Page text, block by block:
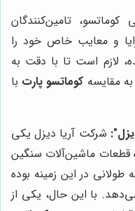
تامین‌کنندگان
و معایب خاص خود را
لازم است تا با دقت به
مقایسه کوماتسو پارت با
شرکت آریا دیزل یکی
قطعات ماشین‌آلات سنگین
در این زمینه بوده
با این حال، یکی از